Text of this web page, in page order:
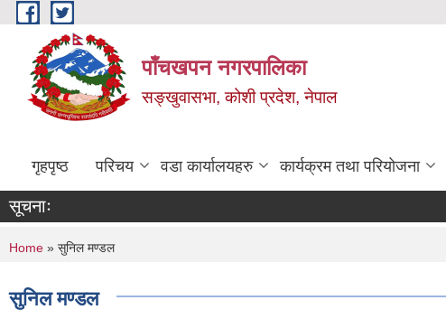
Skip to main content
पाँचखपन नगरपालिका
सङ्खु‍वासभा, कोशी प्रदेश, नेपाल
गृहपृष्ठ परिचय वडा कार्यालयहरु कार्यक्रम तथा परियोजना
सूचनाः
You are here
Home » सुनिल मण्डल
सुनिल मण्डल